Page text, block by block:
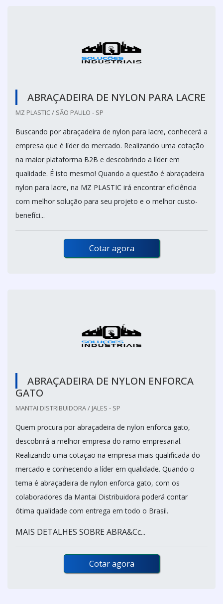
ABRAÇADEIRA DE NYLON PARA LACRE
MZ PLASTIC / SÃO PAULO - SP
Buscando por abraçadeira de nylon para lacre, conhecerá a
empresa que é líder do mercado. Realizando uma cotação
na maior plataforma B2B e descobrindo a líder em
qualidade. É isto mesmo! Quando a questão é abraçadeira
nylon para lacre, na MZ PLASTIC irá encontrar eficiência
com melhor solução para seu projeto e o melhor custo-
benefíci...
Cotar agora
ABRAÇADEIRA DE NYLON ENFORCA
GATO
MANTAI DISTRIBUIDORA / JALES - SP
Quem procura por abraçadeira de nylon enforca gato,
descobrirá a melhor empresa do ramo empresarial.
Realizando uma cotação na empresa mais qualificada do
mercado e conhecendo a líder em qualidade. Quando o
tema é abraçadeira de nylon enforca gato, com os
colaboradores da Mantai Distribuidora poderá contar
ótima qualidade com entrega em todo o Brasil.
MAIS DETALHES SOBRE ABRA&Cc...
Cotar agora